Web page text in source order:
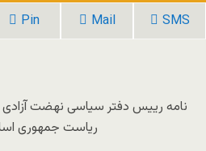
Pin Mail SMS
نامه رییس دفتر سیاسی نهضت آزادی
ریاست جمهوری